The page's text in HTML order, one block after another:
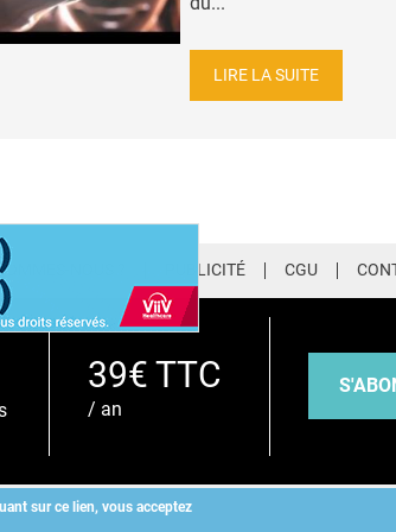
LIRE LA SUITE
sur ce lien, vous acceptez
NOUS ? PUBLICITÉ CGU
39€ TTC
/ an
©2026 ALLIEDHEALTH